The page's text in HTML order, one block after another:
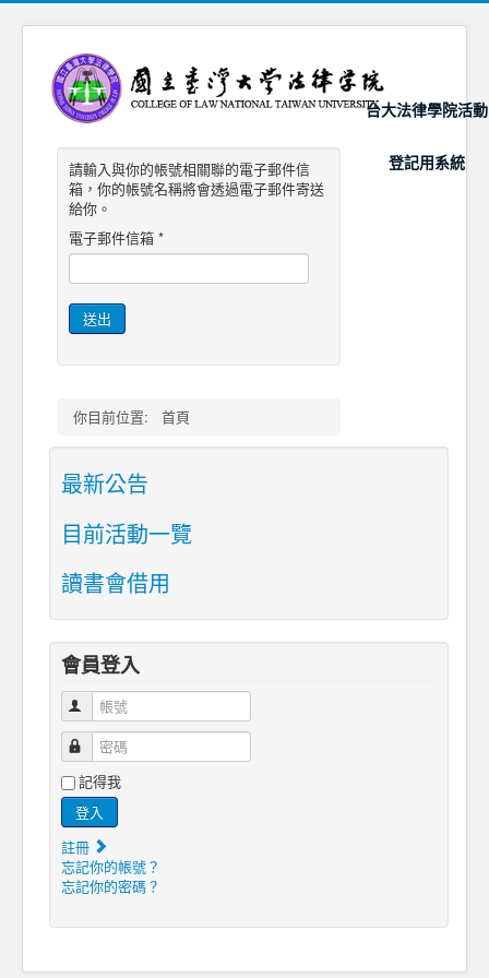
台大法律學院活動
登記用系統
請輸入與你的帳號相關聯的電子郵件信
箱，你的帳號名稱將會透過電子郵件寄送
給你。
電子郵件信箱*
送出
你目前位置: 首頁
最新公告
目前活動一覽
讀書會借用
會員登入
帳號
密碼
記得我
登入
註冊
忘記你的帳號？
忘記你的密碼？